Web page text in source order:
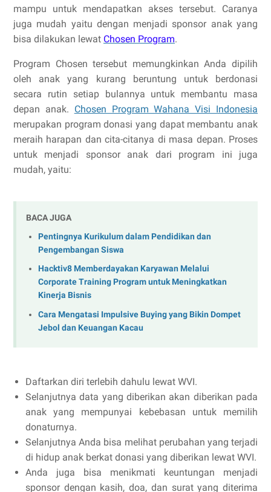
mampu untuk mendapatkan akses tersebut. Caranya
juga mudah yaitu dengan menjadi sponsor anak yang
bisa dilakukan lewat Chosen Program.
Program Chosen tersebut memungkinkan Anda dipilih
oleh anak yang kurang beruntung untuk berdonasi
secara rutin setiap bulannya untuk membantu masa
depan anak. Chosen Program Wahana Visi Indonesia
merupakan program donasi yang dapat membantu anak
meraih harapan dan cita-citanya di masa depan. Proses
untuk menjadi sponsor anak dari program ini juga
mudah, yaitu:
BACA JUGA
Pentingnya Kurikulum dalam Pendidikan dan
Pengembangan Siswa
Hacktiv8 Memberdayakan Karyawan Melalui
Corporate Training Program untuk Meningkatkan
Kinerja Bisnis
Cara Mengatasi Impulsive Buying yang Bikin Dompet
Jebol dan Keuangan Kacau
Daftarkan diri terlebih dahulu lewat WVI.
Selanjutnya data yang diberikan akan diberikan pada
anak yang mempunyai kebebasan untuk memilih
donaturnya.
Selanjutnya Anda bisa melihat perubahan yang terjadi
di hidup anak berkat donasi yang diberikan lewat WVI.
Anda juga bisa menikmati keuntungan menjadi
sponsor dengan kasih, doa, dan surat yang diterima